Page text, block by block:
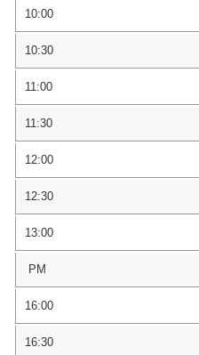
10:00
10:30
11:00
11:30
12:00
12:30
13:00
PM
16:00
16:30